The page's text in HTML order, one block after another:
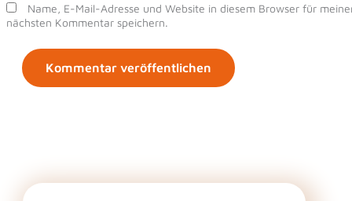
Name, E-Mail-Adresse und Website in diesem Browser für
nächsten Kommentar speichern.